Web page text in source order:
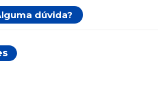
dúvida?